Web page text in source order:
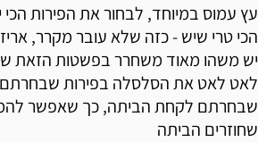
עץ עמוס במיוחד, לבחור את הפירות
הכי טרי שיש - כזה שלא עובר מקרר,
יש משהו מאוד משחרר בפשטות הזאת
לאט לאט את הסלסלה בפירות
שבחרתם לקחת הביתה, כך שאפשר
שחוזרים הביתה